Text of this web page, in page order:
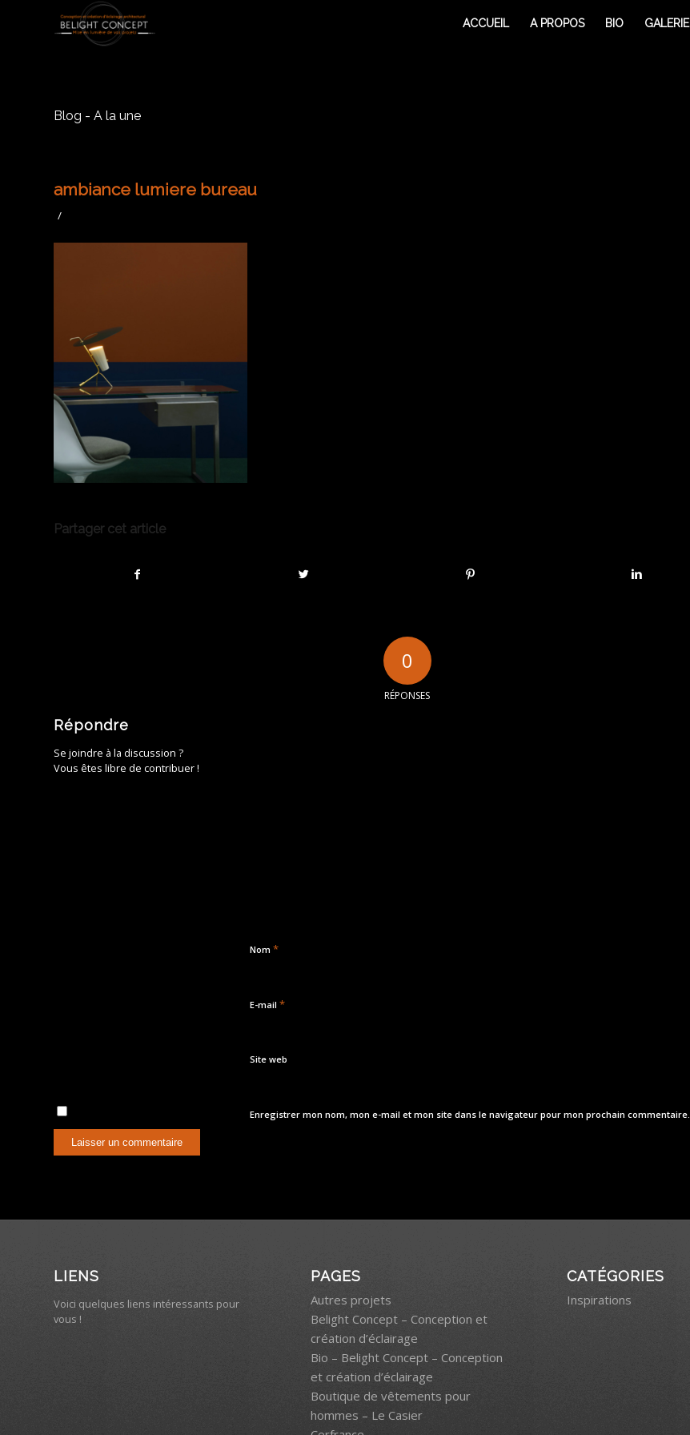
ACCUEIL A PROPOS BIO GALERIE
Blog - A la une
ambiance lumiere bureau
/
Partager cet article
0
RÉPONSES
Répondre
Se joindre à la discussion ?
Vous êtes libre de contribuer !
Nom *
E-mail *
Site web
Enregistrer mon nom, mon e-mail et mon site dans le navigateur pour mon prochain commentaire.
LIENS
Voici quelques liens intéressants pour
vous !
PAGES
Autres projets
Belight Concept – Conception et
création d’éclairage
Bio – Belight Concept – Conception
et création d’éclairage
Boutique de vêtements pour
hommes – Le Casier
CATÉGORIES
Inspirations